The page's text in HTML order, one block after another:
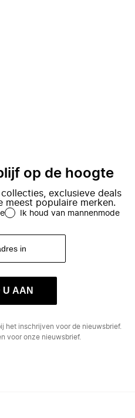
op de hoogte
exclusieve deals
meest populaire merken.
Ik houd van mannenmode
U AAN
het inschrijven voor de nieuwsbrief.
voor onze nieuwsbrief.